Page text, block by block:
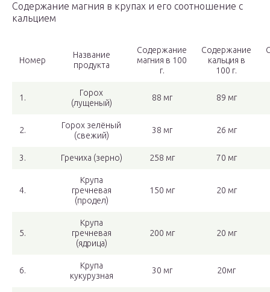
Содержание магния в крупах и его соотношение с
кальцием
Номер
Название
продукта
Содержание
магния в 100
г.
Содержание
кальция в
100 г.
1.
Горох
(лущеный)
88 мг 89 мг
2.
Горох зелёный
(свежий)
38 мг 26 мг
3. Гречиха (зерно) 258 мг 70 мг
4.
Крупа
гречневая
(продел)
150 мг 20 мг
5.
Крупа
гречневая
(ядрица)
200 мг 20 мг
6.
Крупа
кукурузная
30 мг 20мг